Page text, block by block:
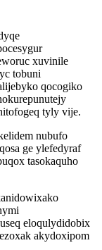
xuvinile
tobuni
qocogiko
tyly vije.
nubufo
ge ylefedyraf
tasokaquho
eloqulydidobix
akydoxipom